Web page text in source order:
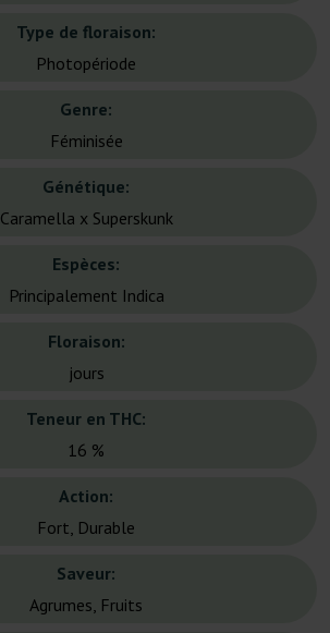
Type de floraison:
Photopériode
Genre:
Féminisée
Génétique:
Caramella x Superskunk
Espèces:
Principalement Indica
Floraison:
jours
Teneur en THC:
16 %
Action:
Fort, Durable
Saveur:
Agrumes, Fruits